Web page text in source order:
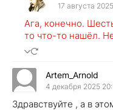
17 августа
Ага, конечно.
то что-то нашёл.
Artem_Arnold
4 декабря 2025
Здравствуйте , а в